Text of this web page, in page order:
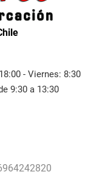
- Viernes: 8:30
9:30 a 13:30